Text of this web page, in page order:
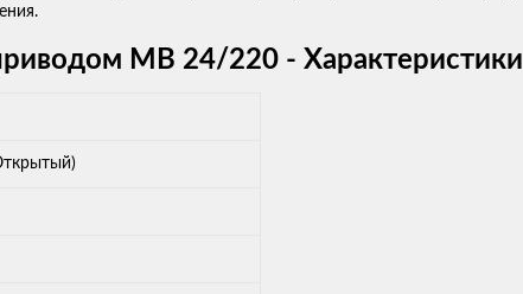
MB 24/220 - Характеристики